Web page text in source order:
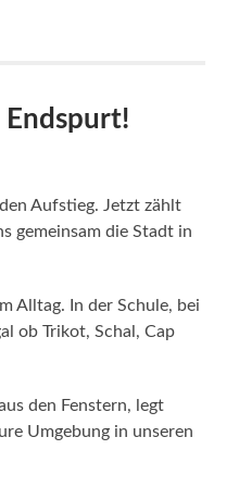
Aufstieg. Jetzt zählt
gemeinsam die Stadt in
Alltag. In der Schule, bei
ob Trikot, Schal, Cap
den Fenstern, legt
Umgebung in unseren